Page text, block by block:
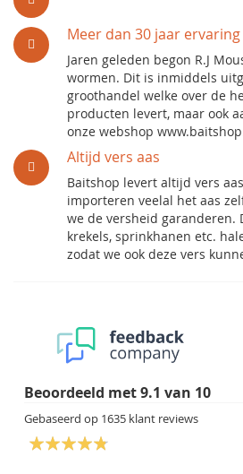
Meer dan 30 jaar ervaring
Jaren geleden begon R.J
wormen. Dit is inmiddels
groothandel welke over de
producten levert, maar ook
onze webshop
Altijd vers aas
Baitshop levert altijd vers
importeren veelal het aas
we de versheid garanderen.
krekels, sprinkhanen etc.
zodat we ook deze vers
Beoordeeld met9.1 van 10
Gebaseerd op 1635 klant reviews